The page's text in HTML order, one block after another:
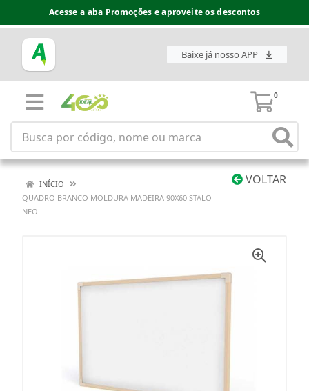
Acesse a aba Promoções e aproveite os descontos
Baixe já nosso APP
0
VOLTAR
INÍCIO
QUADRO BRANCO MOLDURA MADEIRA 90X60 STALO
NEO